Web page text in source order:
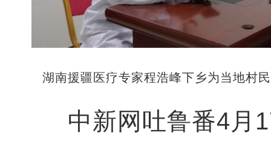
湖南援疆医疗专家程浩峰下乡为当地
中新网吐鲁番4月